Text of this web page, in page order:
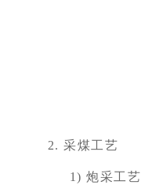
2.采煤工艺
1)炮采工艺